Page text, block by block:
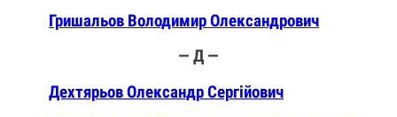
Гришальов Володимир Олександрович
— Д —
Дехтярьов Олександр Сергійович